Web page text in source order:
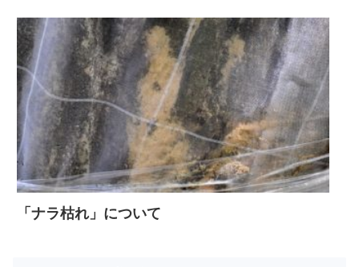
「ナラ枯れ」について